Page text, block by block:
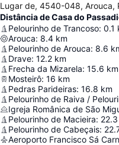
Lugar de, 4540-048, Arouca,
Distância de Casa do
Pelourinho de Trancoso: 0.1
Arouca: 8.4 km
Pelourinho de Arouca: 8.6
Drave: 12.2 km
Frecha da Mizarela: 15.6 km
Mosteirô: 16 km
Pedras Parideiras: 16.8 km
Pelourinho de Raiva /
Igreja Românica de São
Pelourinho de Macieira: 22.3
Pelourinho de Cabeçais:
Aeroporto Francisco Sá